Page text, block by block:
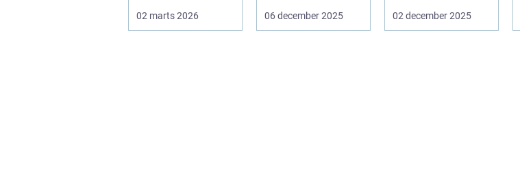
02 marts 2026
de fleste af o...
06 december 2025
man bør ov...
02 december 2025